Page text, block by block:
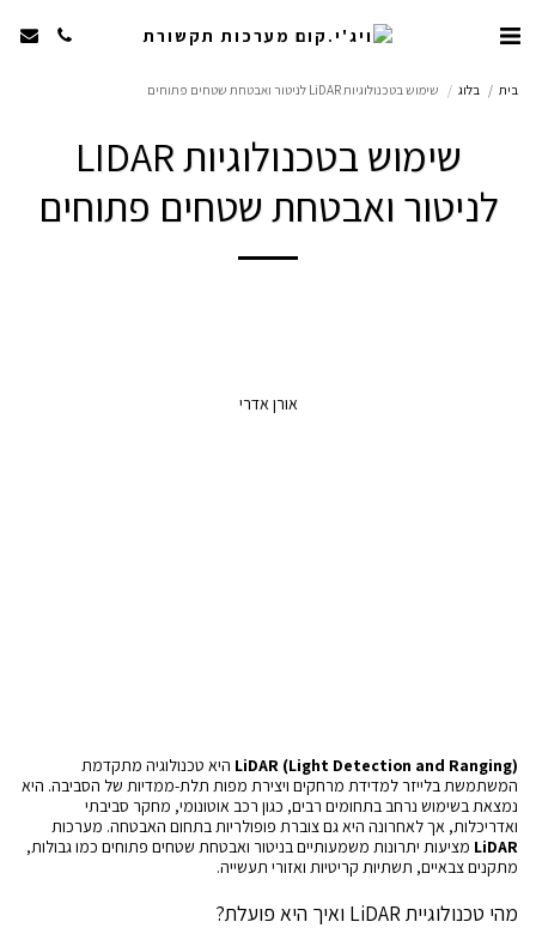
בית בלוג שימוש בטכנולוגיות LiDAR לניטור ואבטחת שטחים פתוחים
שימוש בטכנולוגיות LIDAR
לניטור ואבטחת שטחים פתוחים
אורן אדרי
LiDAR (Light Detection and Ranging) היא טכנולוגיה מתקדמת
המשתמשת בלייזר למדידת מרחקים ויצירת מפות תלת-ממדיות של הסביבה. היא
נמצאת בשימוש נרחב בתחומים רבים, כגון רכב אוטונומי, מחקר סביבתי
ואדריכלות, אך לאחרונה היא גם צוברת פופולריות בתחום האבטחה. מערכות
LiDAR מציעות יתרונות משמעותיים בניטור ואבטחת שטחים פתוחים כמו גבולות,
מתקנים צבאיים, תשתיות קריטיות ואזורי תעשייה.
מהי טכנולוגיית LiDAR ואיך היא פועלת?